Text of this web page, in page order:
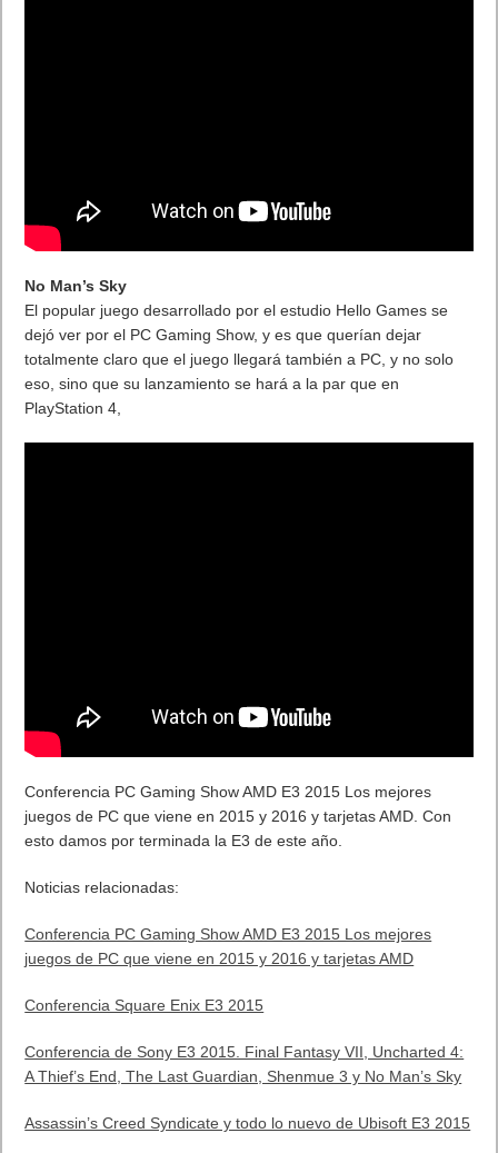
No Man’s Sky
El popular juego desarrollado por el estudio Hello Games se
dejó ver por el PC Gaming Show, y es que querían dejar
totalmente claro que el juego llegará también a PC, y no solo
eso, sino que su lanzamiento se hará a la par que en
PlayStation 4,
Conferencia PC Gaming Show AMD E3 2015 Los mejores
juegos de PC que viene en 2015 y 2016 y tarjetas AMD. Con
esto damos por terminada la E3 de este año.
Noticias relacionadas:
Conferencia PC Gaming Show AMD E3 2015 Los mejores
juegos de PC que viene en 2015 y 2016 y tarjetas AMD
Conferencia Square Enix E3 2015
Conferencia de Sony E3 2015. Final Fantasy VII, Uncharted 4:
A Thief’s End, The Last Guardian, Shenmue 3 y No Man’s Sky
Assassin’s Creed Syndicate y todo lo nuevo de Ubisoft E3 2015